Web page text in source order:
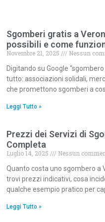
Sgomberi gratis a
possibili e come
Novembre 21, 2025
Nessun
Digitando su Google
tutto: associazioni solidali,
che promettono sgomberi a
Leggi Tutto »
Prezzi dei Servizi di
Completa
Luglio 14, 2025
Nessun
Quanto costa uno sgombero a
trovi prezzi indicativi, cosa
qualche esempio pratico per
Leggi Tutto »